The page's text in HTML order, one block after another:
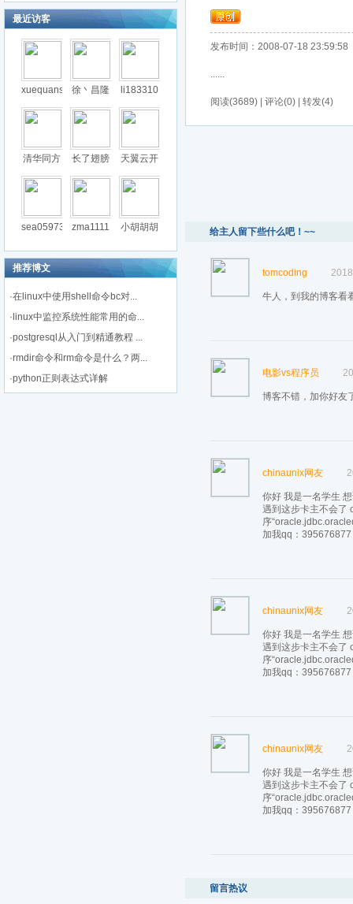
最近访客
xuequans 徐丶昌隆 li183310
清华同方 长了翅膀 天翼云开
sea05973 zma1111 小胡胡胡
推荐博文
·在linux中使用shell命令bc对...
· linux中监控系统性能常用的命...
·postgresql从入门到精通教程 ...
·rmdir命令和rm命令是什么？两...
·python正则表达式详解
发布时间：2008-07-18 23:59:58
......
阅读(3689) | 评论(0) | 转发(4)
给主人留下些什么吧！~~
tomcoding
牛人，到我的博客看
电影vs程序员
博客不错，加你好友
chinaunix网友
你好 我是一名学生
遇到这步卡主不会了
序
加我qq：395676877
chinaunix网友
你好 我是一名学生
遇到这步卡主不会了
序
加我qq：395676877
chinaunix网友
你好 我是一名学生
遇到这步卡主不会了
序
加我qq：395676877
留言热议